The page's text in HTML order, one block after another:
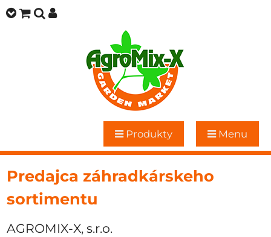
Produkty Menu
Predajca záhradkárskeho
sortimentu
AGROMIX-X, s.r.o.